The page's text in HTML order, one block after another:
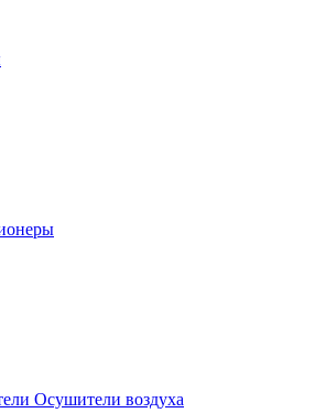
Осушители воздуха